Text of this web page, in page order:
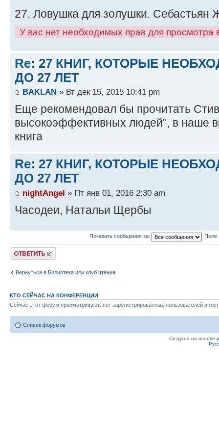
27. Ловушка для золушки. Себастьян
У вас нет необходимых прав для
Re: 27 КНИГ, КОТОРЫЕ
ДО 27 ЛЕТ
BAKLAN » Вт дек 15, 2015 10:41 pm
Еще рекомендовал бы прочитать
высокоэффективных людей", в наше
книга
Re: 27 КНИГ, КОТОРЫЕ
ДО 27 ЛЕТ
nightAngel » Пт янв 01, 2016 2:30 am
Часодеи, Натальи Щербы
Показать сообщения за: Поле
Ответить
Вернуться в Билиотека или клуб чтения
КТО СЕЙЧАС НА КОНФЕРЕНЦИИ
Сейчас этот форум просматривают: нет зарегистрированных пользователей и
Список форумов
Создано на основе